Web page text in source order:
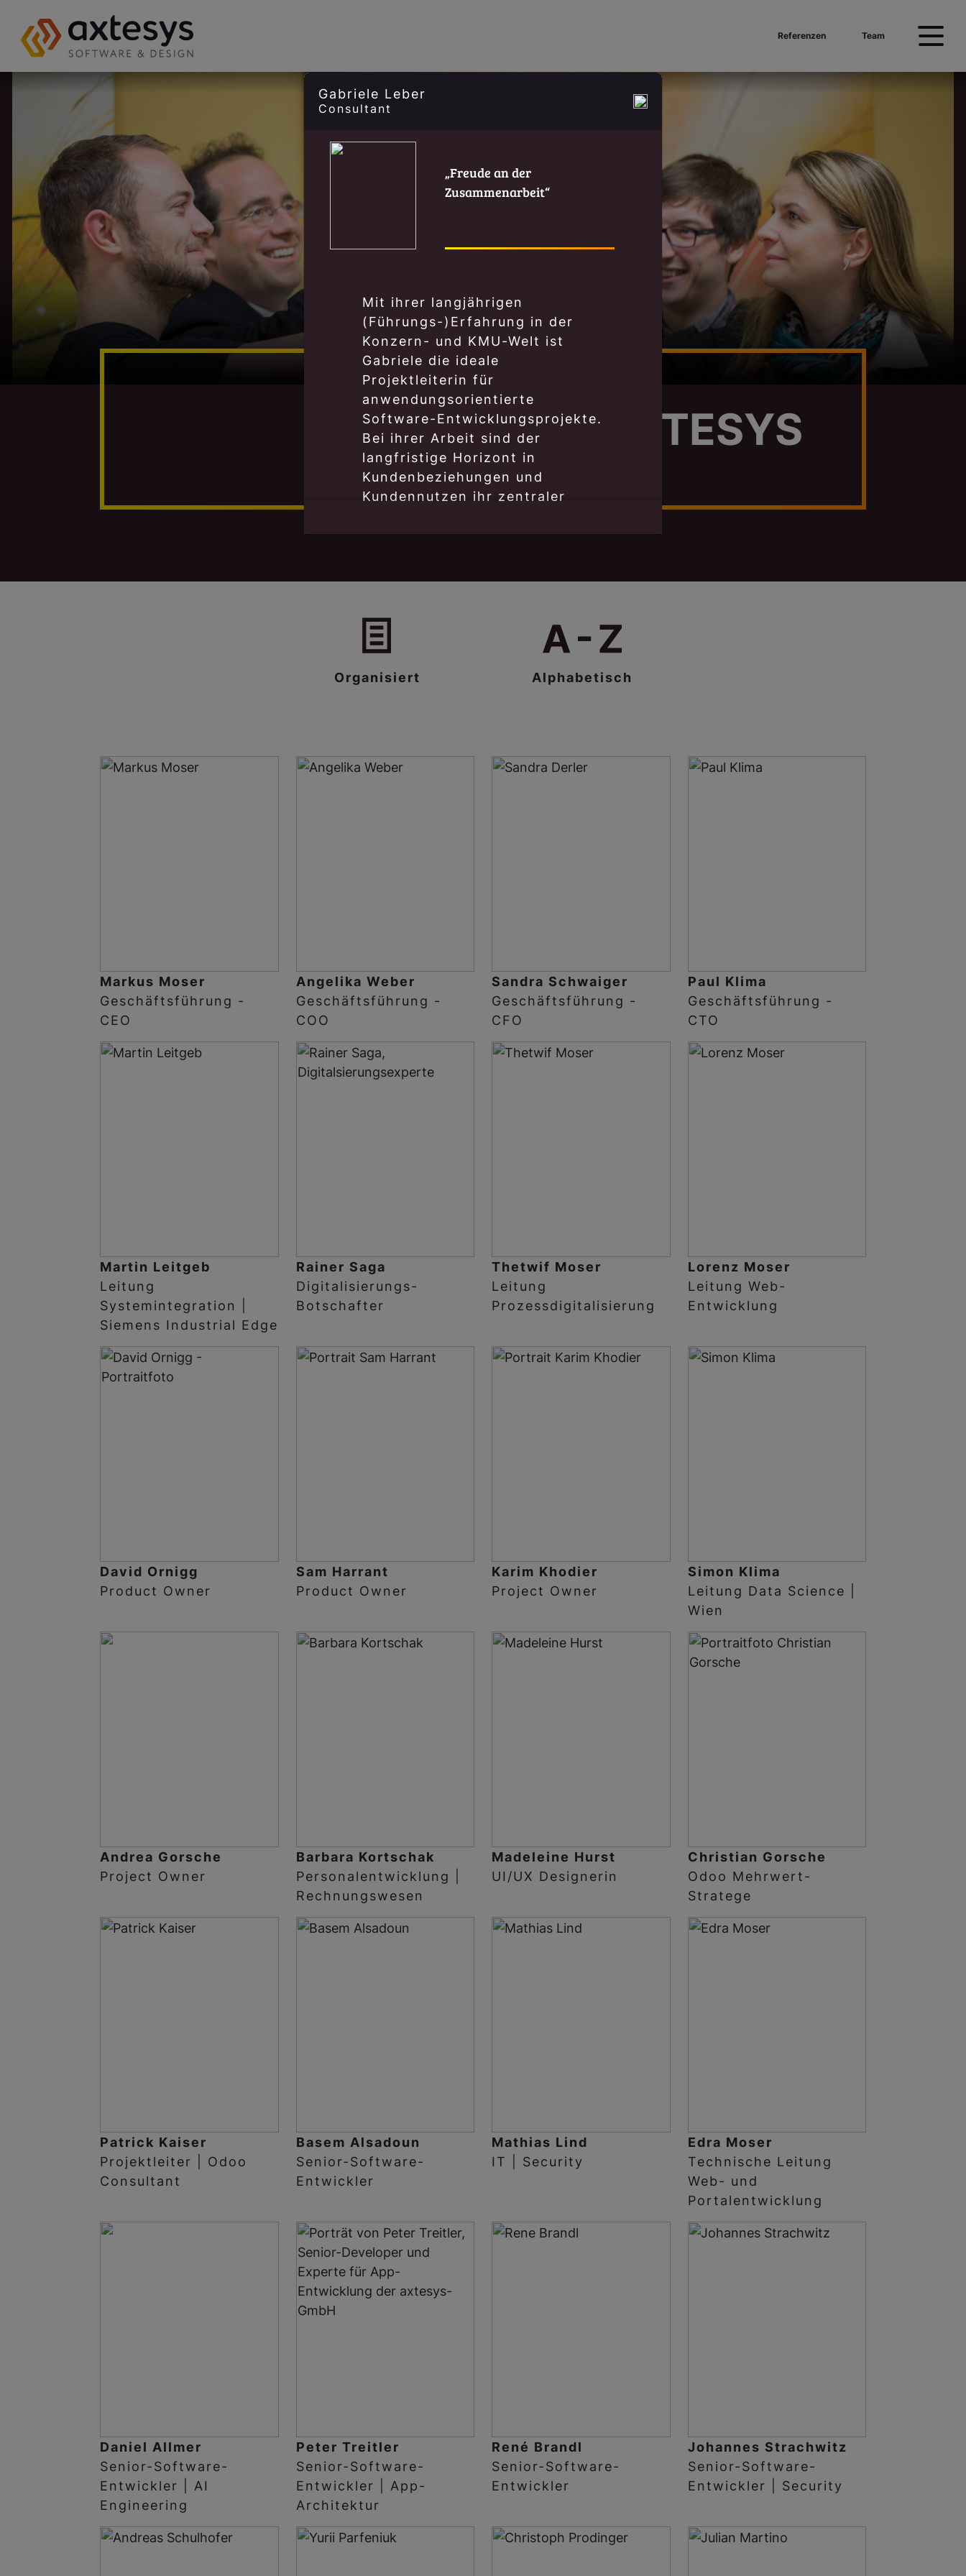
Referenzen Team
WIR SIND AXTESYS
Organisiert Alphabetisch
Markus Moser
Geschäftsführung -
CEO
Angelika Weber
Geschäftsführung -
COO
Sandra Schwaiger
Geschäftsführung -
CFO
Paul Klima
Geschäftsführung -
CTO
Martin Leitgeb
Leitung
Systemintegration |
Siemens Industrial Edge
Rainer Saga
Digitalisierungs-
Botschafter
Thetwif Moser
Leitung
Prozessdigitalisierung
Lorenz Moser
Leitung Web-
Entwicklung
David Ornigg
Product Owner
Sam Harrant
Product Owner
Karim Khodier
Project Owner
Simon Klima
Leitung Data Science |
Wien
Andrea Gorsche
Project Owner
Barbara Kortschak
Personalentwicklung |
Rechnungswesen
Madeleine Hurst
UI/UX Designerin
Christian Gorsche
Odoo Mehrwert-
Stratege
Patrick Kaiser
Projektleiter | Odoo
Consultant
Basem Alsadoun
Senior-Software-
Entwickler
Mathias Lind
IT | Security
Edra Moser
Technische Leitung
Web- und
Portalentwicklung
Daniel Allmer
Senior-Software-
Entwickler | AI
Engineering
Peter Treitler
Senior-Software-
Entwickler | App-
Architektur
René Brandl
Senior-Software-
Entwickler
Johannes Strachwitz
Senior-Software-
Entwickler | Security
Gabriele Leber
Consultant
Freude an der
Zusammenarbeit
Mit ihrer langjährigen
(Führungs-)Erfahrung in der
Konzern- und KMU-Welt ist
Gabriele die ideale
Projektleiterin für
anwendungsorientierte
Software-Entwicklungsprojekte.
Bei ihrer Arbeit sind der
langfristige Horizont in
Kundenbeziehungen und
Kundennutzen ihr zentraler
seine Kernaufgaben
Projektleiterin mit
breitem Horizont
Ihren privaten Horizont
Besonders angetan hat es ihr